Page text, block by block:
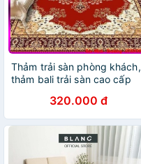
Thảm trải sàn phòng khách,
thảm bali trải sàn cao cấp
320.000 đ